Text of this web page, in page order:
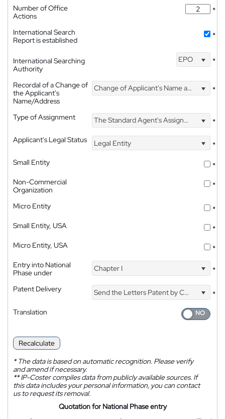
Number of Office
Actions
*
International Search
Report is established
*
International Searching
Authority
EPO *
Recordal of a Change of
the Applicant's
Name/Address
Change of Applicant's Name and Address *
Type of Assignment The Standard Agent's Assignment
*
Applicant's Legal Status
Legal Entity
*
Small Entity
*
Non-Commercial
Organization
*
Micro Entity
*
Small Entity, USA
*
Micro Entity, USA
*
Entry into National
Phase under
Chapter I *
Patent Delivery Send the Letters Patent by Courier
*
Translation
Recalculate
*The data is based on automatic recognition. Please verify
and amend if necessary.
**IP-Coster compiles data from publicly available sources. If
this data includes your personal information, you can contact
us to request its removal.
Quotation for National Phase entry